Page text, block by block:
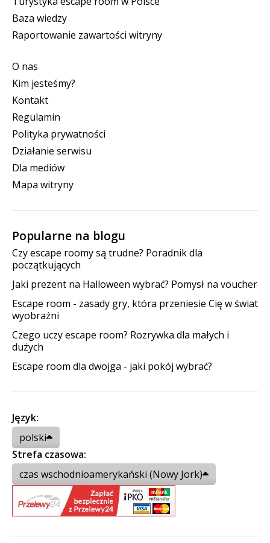
Baza wiedzy
Raportowanie zawartości witryny
O nas
Kim jesteśmy?
Kontakt
Regulamin
Polityka prywatności
Działanie serwisu
Dla mediów
Mapa witryny
Popularne na blogu
Czy escape roomy są trudne? Poradnik dla
początkujących
Jaki prezent na Halloween wybrać? Pomysł na voucher
Escape room - zasady gry, która przeniesie Cię w świat
wyobraźni
Czego uczy escape room? Rozrywka dla małych i
dużych
Escape room dla dwojga - jaki pokój wybrać?
Język:
polski
Strefa czasowa:
czas wschodnioamerykański (Nowy Jork)